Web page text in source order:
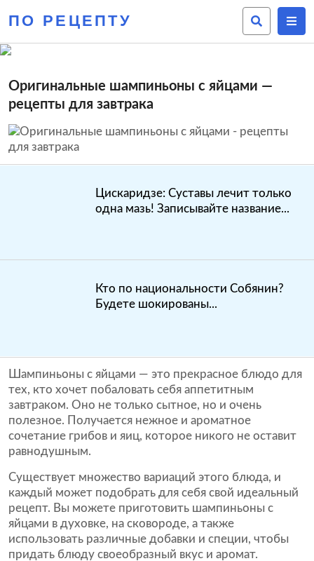
ПО РЕЦЕПТУ
Оригинальные шампиньоны с яйцами —
рецепты для завтрака
Цискаридзе: Суставы лечит только
одна мазь! Записывайте название...
Кто по национальности Собянин?
Будете шокированы...
Шампиньоны с яйцами — это прекрасное блюдо для
тех, кто хочет побаловать себя аппетитным
завтраком. Оно не только сытное, но и очень
полезное. Получается нежное и ароматное
сочетание грибов и яиц, которое никого не оставит
равнодушным.
Существует множество вариаций этого блюда, и
каждый может подобрать для себя свой идеальный
рецепт. Вы можете приготовить шампиньоны с
яйцами в духовке, на сковороде, а также
использовать различные добавки и специи, чтобы
придать блюду своеобразный вкус и аромат.